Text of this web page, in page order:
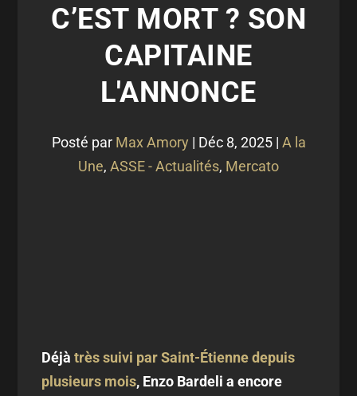
C’EST MORT ? SON
CAPITAINE
L'ANNONCE
Posté par Max Amory | Déc 8, 2025| A la
Une, ASSE - Actualités, Mercato
Déjàtrès suivi par Saint-Étienne depuis
plusieurs mois, Enzo Bardeli a encore